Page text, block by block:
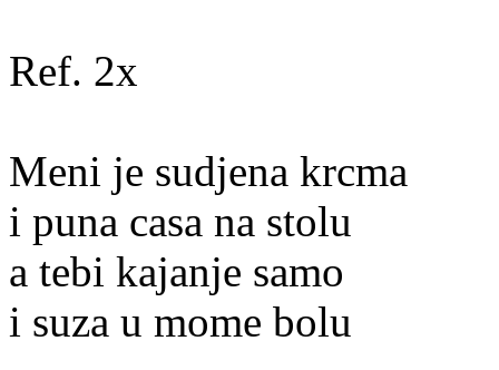
Ref. 2x
Meni je sudjena krcma
i puna casa na stolu
a tebi kajanje samo
i suza u mome bolu